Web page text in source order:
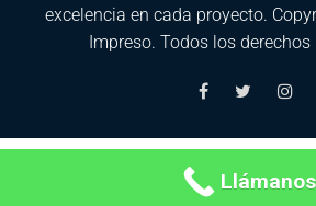
excelencia en cada proyecto.
Impreso. Todos los
Política deLlámanos